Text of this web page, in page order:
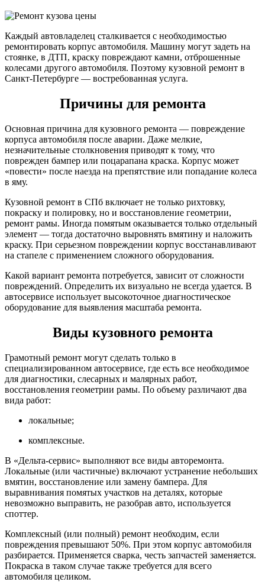
Каждый автовладелец сталкивается с необходимостью
ремонтировать корпус автомобиля. Машину могут задеть на
стоянке, в ДТП, краску повреждают камни, отброшенные
колесами другого автомобиля. Поэтому кузовной ремонт в
Санкт-Петербурге — востребованная услуга.
Причины для ремонта
Основная причина для кузовного ремонта — повреждение
корпуса автомобиля после аварии. Даже мелкие,
незначительные столкновения приводят к тому, что
поврежден бампер или поцарапана краска. Корпус может
«повести» после наезда на препятствие или попадание колеса
в яму.
Кузовной ремонт в СПб включает не только рихтовку,
покраску и полировку, но и восстановление геометрии,
ремонт рамы. Иногда помятым оказывается только отдельный
элемент — тогда достаточно выровнять вмятину и наложить
краску. При серьезном повреждении корпус восстанавливают
на стапеле с применением сложного оборудования.
Какой вариант ремонта потребуется, зависит от сложности
повреждений. Определить их визуально не всегда удается. В
автосервисе использует высокоточное диагностическое
оборудование для выявления масштаба ремонта.
Виды кузовного ремонта
Грамотный ремонт могут сделать только в
специализированном автосервисе, где есть все необходимое
для диагностики, слесарных и малярных работ,
восстановления геометрии рамы. По объему различают два
вида работ:
локальные;
комплексные.
В «Дельта-сервис» выполняют все виды авторемонта.
Локальные (или частичные) включают устранение небольших
вмятин, восстановление или замену бампера. Для
выравнивания помятых участков на деталях, которые
невозможно выправить, не разобрав авто, используется
споттер.
Комплексный (или полный) ремонт необходим, если
повреждения превышают 50%. При этом корпус автомобиля
разбирается. Применяется сварка, честь запчастей заменяется.
Покраска в таком случае также требуется для всего
автомобиля целиком.